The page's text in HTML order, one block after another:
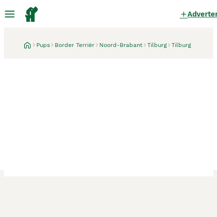
Pups Border Terriër Noord-Brabant Tilburg Tilburg